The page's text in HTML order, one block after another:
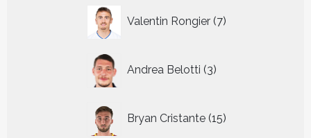
Valentin Rongier 7
producten
Andrea Belotti 3
producten
Bryan Cristante 15
producten